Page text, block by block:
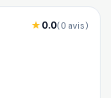
0.0(0 avis)